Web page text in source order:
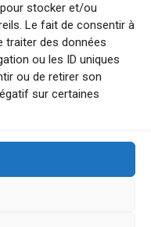
stocker et/ou
Le fait de consentir à
traiter des données
ou les ID uniques
ou de retirer son
sur certaines
le temps d’un week-end ou